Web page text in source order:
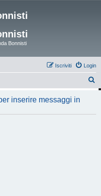
Bonnisti
Login
Iscriviti
c
inserire messaggi in